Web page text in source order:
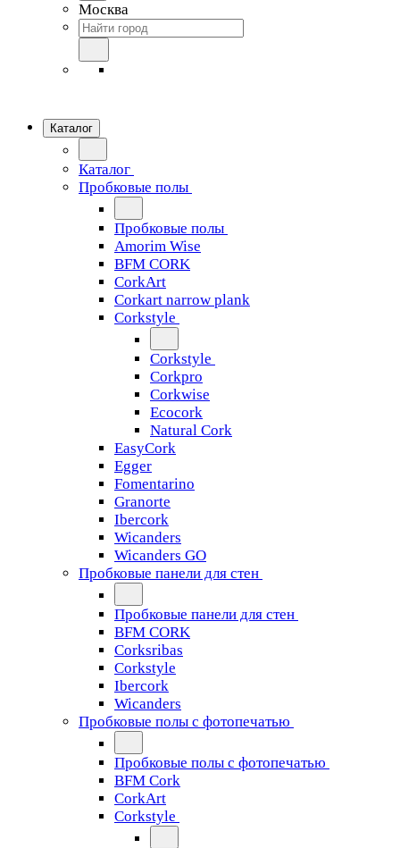
Москва
Каталог
Каталог
Пробковые полы
Пробковые полы
Amorim Wise
BFM CORK
CorkArt
Corkart narrow plank
Corkstyle
Corkstyle
Corkpro
Corkwise
Ecocork
Natural Cork
EasyCork
Egger
Fomentarino
Granorte
Ibercork
Wicanders
Wicanders GO
Пробковые панели для стен
Пробковые панели для стен
BFM CORK
Corksribas
Corkstyle
Ibercork
Wicanders
Пробковые полы с фотопечатью
Пробковые полы с фотопечатью
BFM Cork
CorkArt
Corkstyle